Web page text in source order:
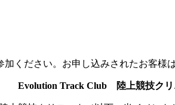
ください。お申し込みされたお客様
Evolution Track Club 陸上競技クリ